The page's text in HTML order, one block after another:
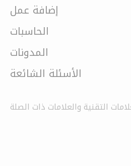
إضافة عمل
الحاسبات
المدونات
الأسئلة الشائعة
التقنية والعلامات ذات الصلة